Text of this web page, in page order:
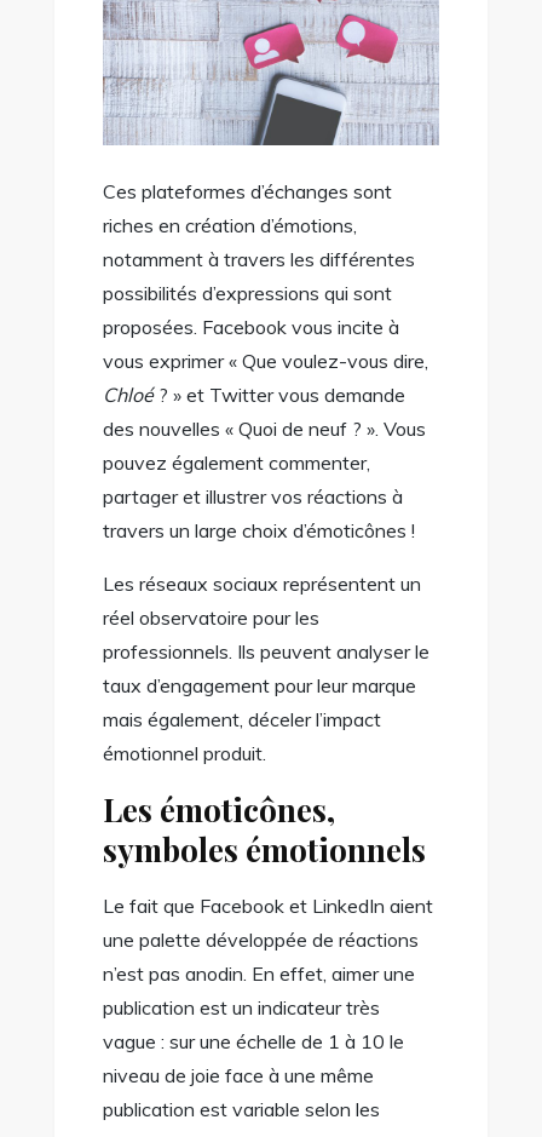
Ces plateformes d’échanges sont
riches en création d’émotions,
notamment à travers les différentes
possibilités d’expressions qui sont
proposées. Facebook vous incite à
vous exprimer « Que voulez-vous dire,
Chloé? » et Twitter vous demande
des nouvelles « Quoi de neuf ? ». Vous
pouvez également commenter,
partager et illustrer vos réactions à
travers un large choix d’émoticônes !
Les réseaux sociaux représentent un
réel observatoire pour les
professionnels. Ils peuvent analyser le
taux d’engagement pour leur marque
mais également, déceler l’impact
émotionnel produit.
Les émoticônes,
symboles émotionnels
Le fait que Facebook et LinkedIn aient
une palette développée de réactions
n’est pas anodin. En effet, aimer une
publication est un indicateur très
vague : sur une échelle de 1 à 10 le
niveau de joie face à une même
publication est variable selon les